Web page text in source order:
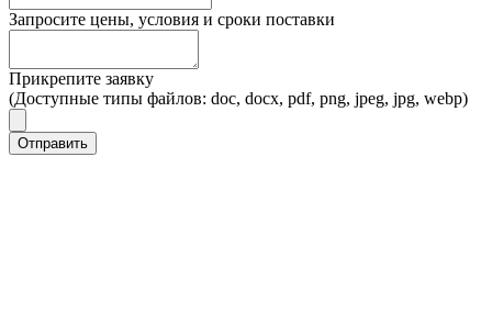
Запросите цены, условия и сроки поставки
Прикрепите заявку
(Доступные типы файлов: doc, docx, pdf, png, jpeg, jpg, webp)